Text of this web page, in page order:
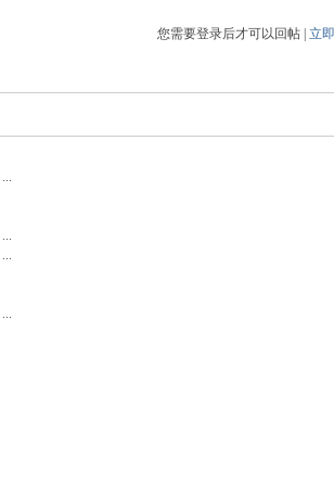
您需要登录后才可以回帖 | 立
...
...
...
...